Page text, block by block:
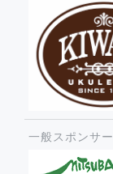
一般スポンサー